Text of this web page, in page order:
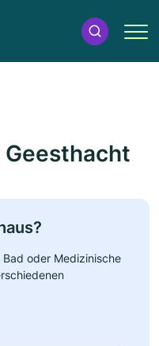
oder Medizinische